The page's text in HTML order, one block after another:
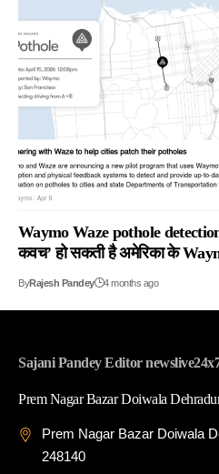
Waymo Waze pothole
कवच’ हो सकती है अमेरिका के
ByRajesh Pandey 4 months ago
Sajani Pandey Editor
Prem Nagar Bazar Doiwala
Prem Nagar Bazar Doiwala
248140